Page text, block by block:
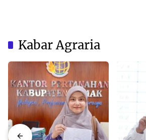
Kabar Agraria